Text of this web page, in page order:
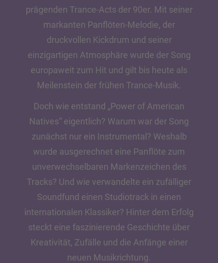
prägenden Trance-Acts der 90er. Mit seiner
markanten Panflöten-Melodie, der
druckvollen Kickdrum und seiner
einzigartigen Atmosphäre wurde der Song
europaweit zum Hit und gilt bis heute als
Meilenstein der frühen Trance-Musik.
Doch wie entstand „Power of American
Natives“ eigentlich? Warum war der Song
zunächst nur ein Instrumental? Weshalb
wurde ausgerechnet eine Panflöte zum
unverwechselbaren Markenzeichen des
Tracks? Und wie verwandelte ein zufälliger
Soundfund einen Studiotrack in einen
internationalen Klassiker? Hinter dem Erfolg
steckt eine faszinierende Geschichte über
Kreativität, Zufälle und die Anfänge einer
neuen Musikrichtung.